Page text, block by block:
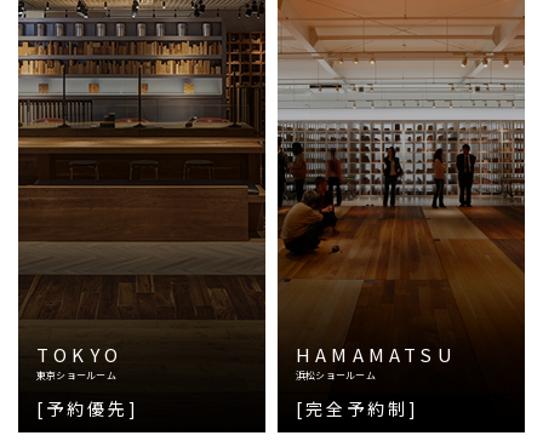
TOKYO
東京ショールーム
[予約優先]
HAMAMATSU
浜松ショールーム
[完全予約制]